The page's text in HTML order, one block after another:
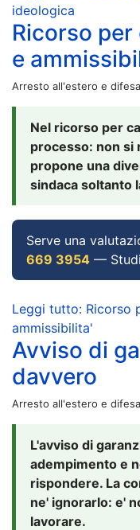
ideologica
Ricorso
e
Arresto all'estero e
Nel ricorso per
processo: non si
propone una
sindaca soltanto
Serve una
669 3954 —
Leggi tutto: Ricorso
ammissibilita'
Avviso di
davvero
Arresto all'estero e
L'avviso di
adempimento e
rispondere. La
ne' ignorarlo: e'
lavorare.